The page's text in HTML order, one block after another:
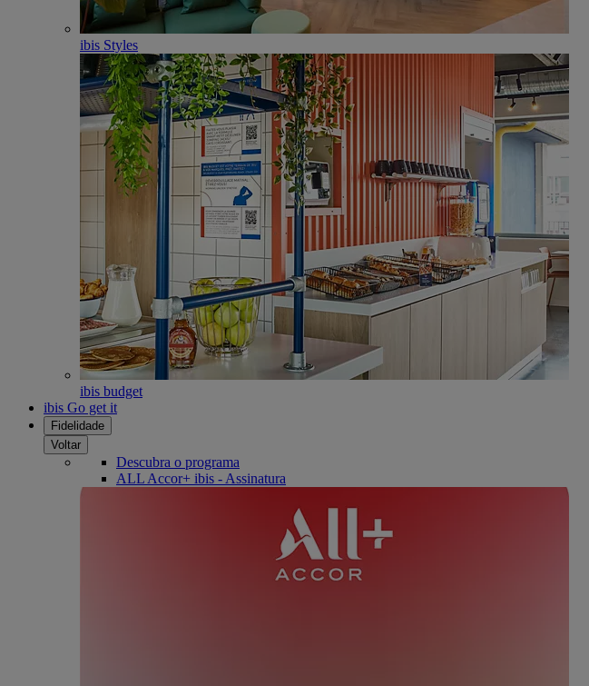
ibis Styles
ibis budget
ibis Go get it
Fidelidade
Voltar
Descubra o programa
ALL Accor+ ibis - Assinatura